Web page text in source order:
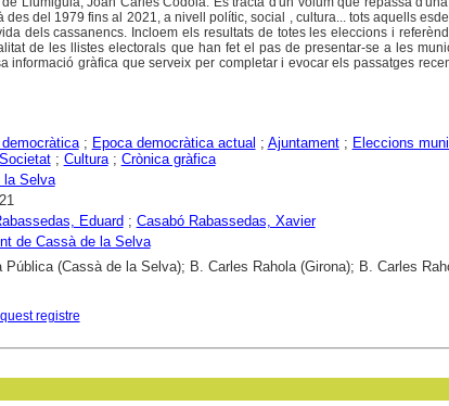
des del 1979 fins al 2021, a nivell polític, social , cultura... tots aquells
dels cassanencs. Incloem els resultats de totes les eleccions i
de les llistes electorals que han fet el pas de presentar-se a les
informació gràfica que serveix per completar i evocar els passatges
; Epoca democràtica actual ; Ajuntament; Eleccions
Societat; Cultura; Crònica gràfica
la Selva
Eduard ; Casabó Rabassedas, Xavier
de Cassà de la Selva
Pública (Cassà de la Selva); B. Carles Rahola (Girona); B. Carles
registre